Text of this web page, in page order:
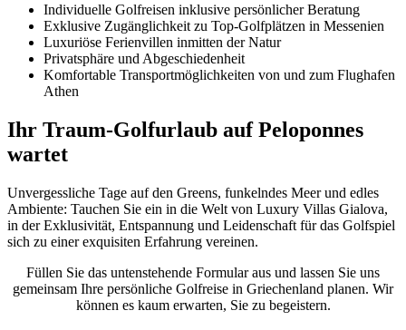
Individuelle Golfreisen inklusive persönlicher Beratung
Exklusive Zugänglichkeit zu Top-Golfplätzen in Messenien
Luxuriöse Ferienvillen inmitten der Natur
Privatsphäre und Abgeschiedenheit
Komfortable Transportmöglichkeiten von und zum Flughafen
Athen
Ihr Traum-Golfurlaub auf Peloponnes
wartet
Unvergessliche Tage auf den Greens, funkelndes Meer und edles
Ambiente: Tauchen Sie ein in die Welt von Luxury Villas Gialova,
in der Exklusivität, Entspannung und Leidenschaft für das Golfspiel
sich zu einer exquisiten Erfahrung vereinen.
Füllen Sie das untenstehende Formular aus und lassen Sie uns
gemeinsam Ihre persönliche Golfreise in Griechenland planen. Wir
können es kaum erwarten, Sie zu begeistern.